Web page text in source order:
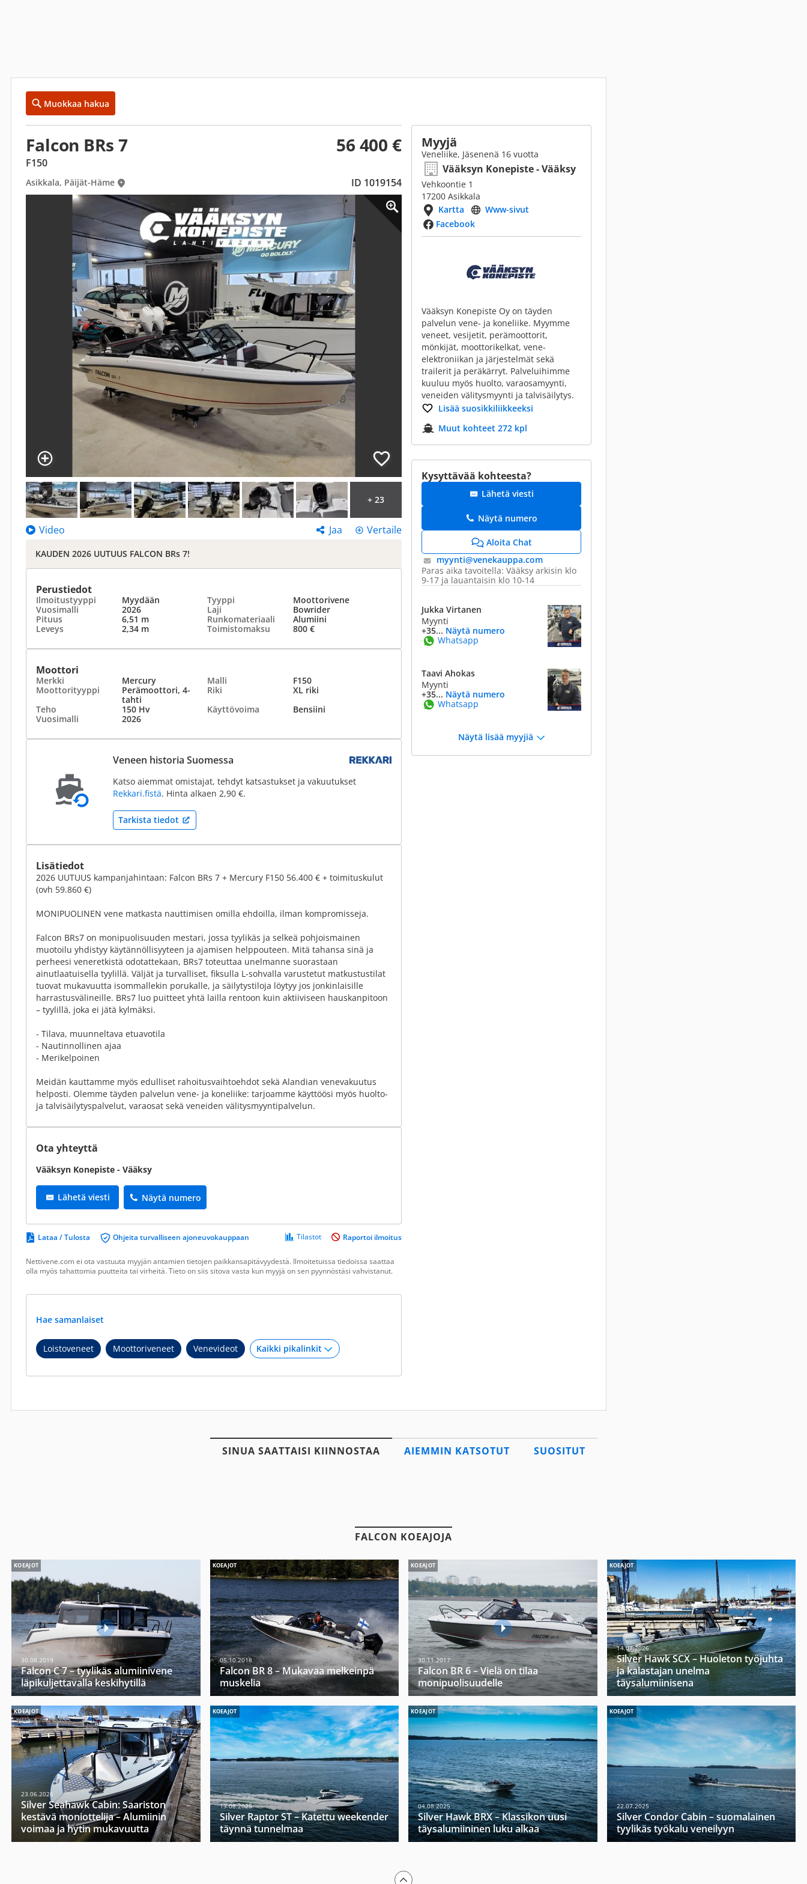
Muokkaa hakua
Falcon BRs 7 56 400 €
F150
Asikkala, Päijät-Häme ID 1019154
+ 23
Video Jaa Vertaile
KAUDEN 2026 UUTUUS FALCON BRs 7!
Perustiedot
Ilmoitustyyppi Myydään Tyyppi
Moottorivene
Vuosimalli
2026 Laji
Bowrider
Pituus
6,51 m Runkomateriaali
Alumiini
Leveys
2,34 m Toimistomaksu 800 €
Moottori
Merkki Mercury Malli
F150
Moottorityyppi
Perämoottori, 4-
tahti
Riki
XL riki
Teho
150 Hv Käyttövoima
Bensiini
Vuosimalli
2026
Veneen historia Suomessa
Katso aiemmat omistajat, tehdyt katsastukset ja vakuutukset
Rekkari.fistä. Hinta alkaen 2,90 €.
Tarkista tiedot
Lisätiedot
2026 UUTUUS kampanjahintaan: Falcon BRs 7 + Mercury F150 56.400 € + toimituskulut
(ovh 59.860 €)
MONIPUOLINEN vene matkasta nauttimisen omilla ehdoilla, ilman kompromisseja.
Falcon BRs7 on monipuolisuuden mestari, jossa tyylikäs ja selkeä pohjoismainen
muotoilu yhdistyy käytännöllisyyteen ja ajamisen helppouteen. Mitä tahansa sinä ja
perheesi veneretkistä odotattekaan, BRs7 toteuttaa unelmanne suorastaan
ainutlaatuisella tyylillä. Väljät ja turvalliset, fiksulla L-sohvalla varustetut matkustustilat
tuovat mukavuutta isommallekin porukalle, ja säilytystiloja löytyy jos jonkinlaisille
harrastusvälineille. BRs7 luo puitteet yhtä lailla rentoon kuin aktiiviseen hauskanpitoon
– tyylillä, joka ei jätä kylmäksi.
- Tilava, muunneltava etuavotila
- Nautinnollinen ajaa
- Merikelpoinen
Meidän kauttamme myös edulliset rahoitusvaihtoehdot sekä Alandian venevakuutus
helposti. Olemme täyden palvelun vene- ja koneliike: tarjoamme käyttöösi myös huolto-
ja talvisäilytyspalvelut, varaosat sekä veneiden välitysmyyntipalvelun.
Ota yhteyttä
Vääksyn Konepiste - Vääksy
Lähetä viesti Näytä numero
Lataa / Tulosta Ohjeita turvalliseen ajoneuvokauppaan Tilastot Raportoi ilmoitus
Nettivene.com ei ota vastuuta myyjän antamien tietojen paikkansapitävyydestä. Ilmoitetuissa tiedoissa saattaa
olla myös tahattomia puutteita tai virheitä. Tieto on siis sitova vasta kun myyjä on sen pyynnöstäsi vahvistanut.
Hae samanlaiset
Loistoveneet Moottoriveneet Venevideot
Myyjä
Veneliike, Jäsenenä 16 vuotta
Vääksyn Konepiste - Vääksy
Vehkoontie 1
17200 Asikkala
Kartta
Www-sivut
Facebook
Vääksyn Konepiste Oy on täyden
palvelun vene- ja koneliike. Myymme
veneet, vesijetit, perämoottorit,
mönkijät, moottorikelkat, vene-
elektroniikan ja järjestelmät sekä
trailerit ja peräkärryt. Palveluihimme
kuuluu myös huolto, varaosamyynti,
veneiden välitysmyynti ja talvisäilytys.
Lisää suosikkiliikkeeksi
Muut kohteet 272 kpl
Kysyttävää kohteesta?
Lähetä viesti
Näytä numero
Aloita Chat
myynti@​venekauppa.com
Paras aika tavoitella: Vääksy arkisin klo
9-17 ja lauantaisin klo 10-14
Jukka Virtanen
Myynti
+35... Näytä numero
Whatsapp
Taavi Ahokas
Myynti
+35... Näytä numero
Whatsapp
Näytä lisää myyjiä
SINUA SAATTAISI KIINNOSTAA AIEMMIN KATSOTUT SUOSITUT
FALCON KOEAJOJA
KOEAJOT
30.08.2019
Falcon C 7 – tyylikäs alumiinivene
läpikuljettavalla keskihytillä
KOEAJOT
05.10.2018
Falcon BR 8 – Mukavaa melkeinpä
muskelia
KOEAJOT
30.11.2017
Falcon BR 6 – Vielä on tilaa
monipuolisuudelle
KOEAJOT
14.07.2026
Silver Hawk SCX – Huoleton työjuhta
ja kalastajan unelma
täysalumiinisena
KOEAJOT
23.06.2026
Silver Seahawk Cabin: Saariston
kestävä moniottelija – Alumiinin
voimaa ja hytin mukavuutta
KOEAJOT
13.08.2025
Silver Raptor ST – Katettu weekender
täynnä tunnelmaa
KOEAJOT
04.08.2025
Silver Hawk BRX – Klassikon uusi
täysalumiininen luku alkaa
KOEAJOT
22.07.2025
Silver Condor Cabin – suomalainen
tyylikäs työkalu veneilyyn